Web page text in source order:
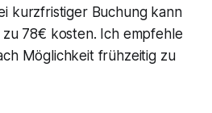
kurzfristiger Buchung kann
zu 78€ kosten. Ich empfehle
Möglichkeit frühzeitig zu